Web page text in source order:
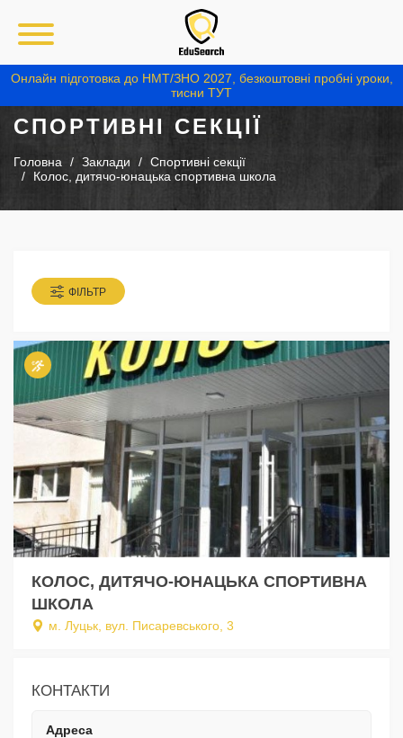
Онлайн підготовка до НМТ/ЗНО 2027, безкоштовні пробні уроки,
тисни ТУТ
СПОРТИВНІ СЕКЦІЇ
Головна Заклади
Спортивні секції
Колос, дитячо-юнацька спортивна школа
ФІЛЬТР
КОЛОС, ДИТЯЧО-ЮНАЦЬКА СПОРТИВНА
ШКОЛА
м. Луцьк, вул. Писаревського, 3
КОНТАКТИ
Адреса